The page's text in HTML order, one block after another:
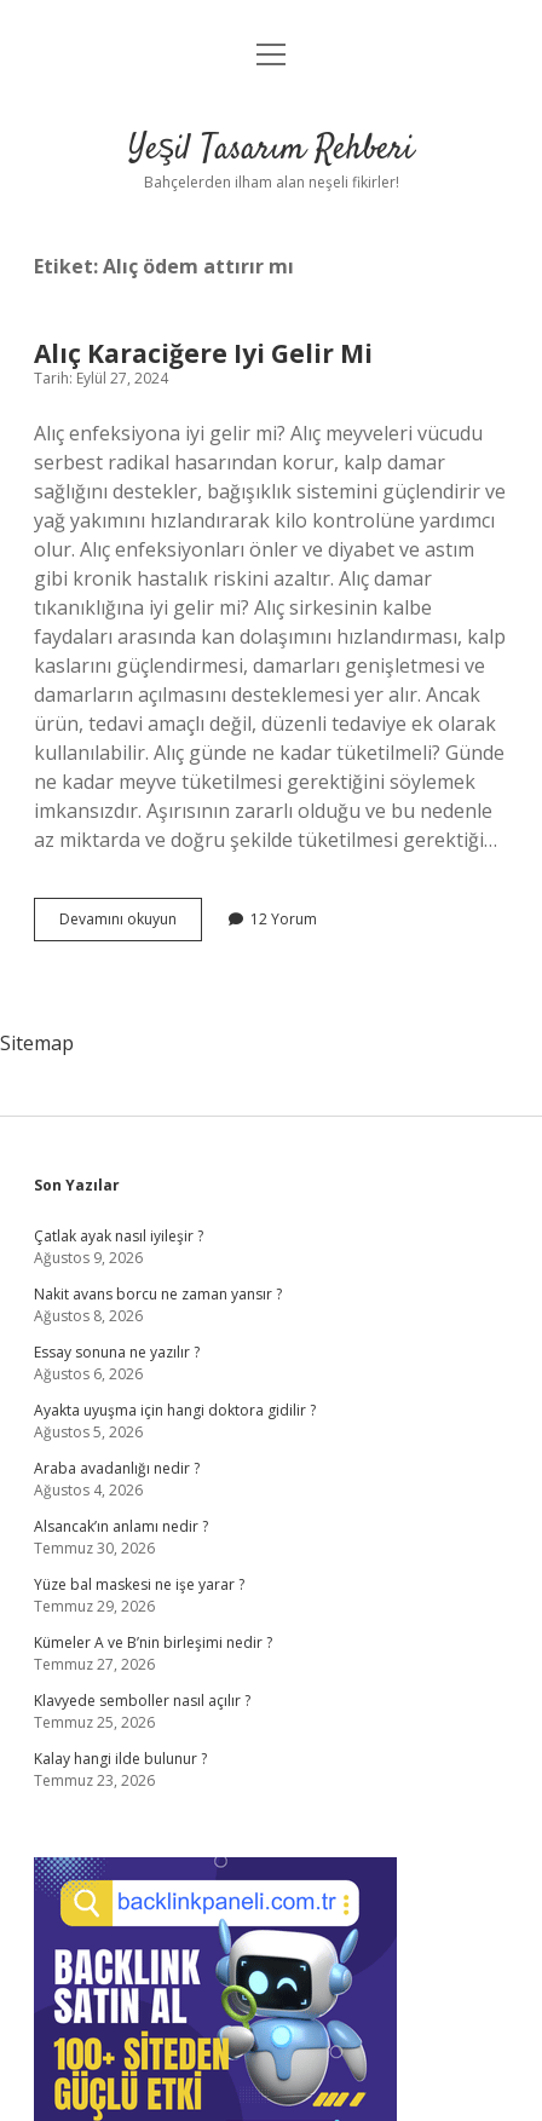
Anasayfa
Yasal Uyarı
menüyü
Yeşil Tasarım Rehberi
Bahçelerden ilham alan neşeli fikirler!
Etiket:Alıç ödem attırır mı
Alıç Karaciğere Iyi Gelir Mi
Tarih: Eylül 27, 2024
Alıç enfeksiyona iyi gelir mi? Alıç meyveleri vücudu
serbest radikal hasarından korur, kalp damar
sağlığını destekler, bağışıklık sistemini güçlendirir ve
yağ yakımını hızlandırarak kilo kontrolüne yardımcı
olur. Alıç enfeksiyonları önler ve diyabet ve astım
gibi kronik hastalık riskini azaltır. Alıç damar
tıkanıklığına iyi gelir mi? Alıç sirkesinin kalbe
faydaları arasında kan dolaşımını hızlandırması, kalp
kaslarını güçlendirmesi, damarları genişletmesi ve
damarların açılmasını desteklemesi yer alır. Ancak
ürün, tedavi amaçlı değil, düzenli tedaviye ek olarak
kullanılabilir. Alıç günde ne kadar tüketilmeli? Günde
ne kadar meyve tüketilmesi gerektiğini söylemek
imkansızdır. Aşırısının zararlı olduğu ve bu nedenle
az miktarda ve doğru şekilde tüketilmesi gerektiği…
Devamını okuyun
Karaciğere
12 Yorum
Sitemap
Sidebar
Son Yazılar
Çatlak ayak nasıl iyileşir ?
Ağustos 9, 2026
Nakit avans borcu ne zaman yansır ?
Ağustos 8, 2026
Essay sonuna ne yazılır ?
Ağustos 6, 2026
Ayakta uyuşma için hangi doktora gidilir ?
Ağustos 5, 2026
Araba avadanlığı nedir ?
Ağustos 4, 2026
Alsancak’ın anlamı nedir ?
Temmuz 30, 2026
Yüze bal maskesi ne işe yarar ?
Temmuz 29, 2026
Kümeler A ve B’nin birleşimi nedir ?
Temmuz 27, 2026
Klavyede semboller nasıl açılır ?
Temmuz 25, 2026
Kalay hangi ilde bulunur ?
Temmuz 23, 2026